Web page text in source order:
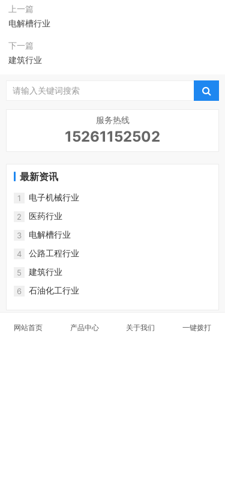
上一篇
电解槽行业
下一篇
建筑行业
服务热线
15261152502
最新资讯
1 电子机械行业
2 医药行业
3 电解槽行业
4 公路工程行业
5 建筑行业
6 石油化工行业
网站首页 产品中心 关于我们 一键拨打